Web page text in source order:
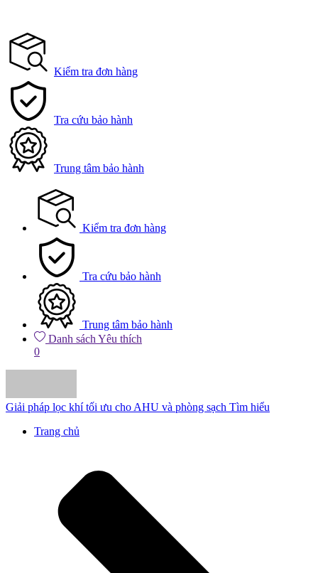
Kiểm tra đơn hàng
Tra cứu bảo hành
Trung tâm bảo hành
Kiểm tra đơn hàng
Tra cứu bảo hành
Trung tâm bảo hành
Danh sách Yêu thích
0
Giải pháp lọc khí tối ưu cho AHU và phòng sạch Tìm hiểu
Trang chủ